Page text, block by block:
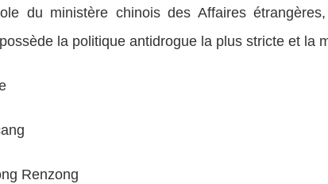
du ministère chinois des Affaires
la politique antidrogue la plus stricte et
Renzong